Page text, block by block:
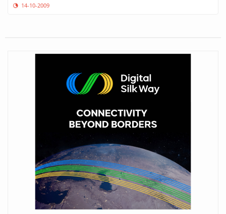
14-10-2009